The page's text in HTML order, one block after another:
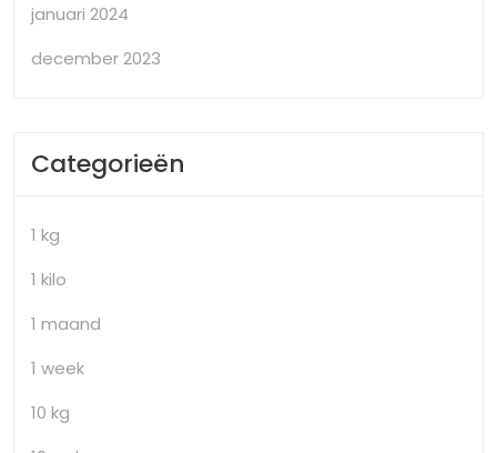
januari 2024
december 2023
Categorieën
1 kg
1 kilo
1 maand
1 week
10 kg